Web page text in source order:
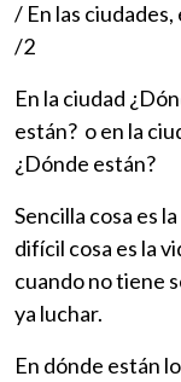
/ En las
/2
En la ciudad
están? o en la
¿Dónde están?
Sencilla cosa es
difícil cosa es la
cuando no tiene
ya luchar.
En dónde están